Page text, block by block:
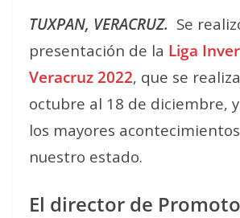
TUXPAN, VERACRUZ. Se
presentación de la Liga
Veracruz 2022, que se
octubre al 18 de diciembre,
los mayores
nuestro estado.
El director de